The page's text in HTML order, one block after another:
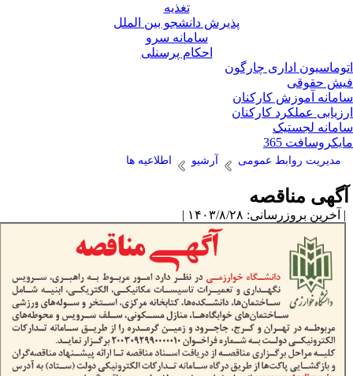
تغذیه
پذیرش دانشجو بین الملل
سامانه سرو
احکام پرسنلی
اداری چارگون
حقوقی
آموزش کارکنان
عملکرد کارکنان
لجستیک
365
مدیریت روابط عمومی آرشیو اطلاعیه ها
مناقصه
بروزرسانی: ۱۴۰۳/۸/۲۸ |